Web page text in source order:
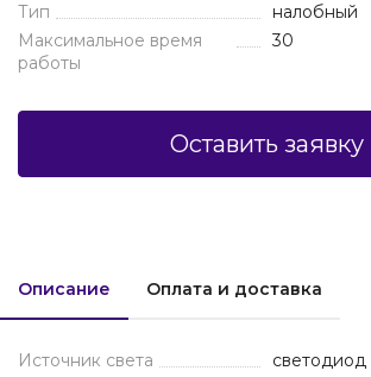
Тип
налобный
Максимальное время
работы
30
Оставить заявку
Описание Оплата и доставка
Источник света
светодиод